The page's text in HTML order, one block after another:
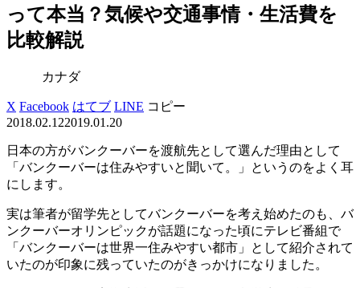
って本当？気候や交通事情・生活費を
比較解説
カナダ
X Facebook はてブ LINE コピー
2018.02.122019.01.20
日本の方がバンクーバーを渡航先として選んだ理由として
「バンクーバーは住みやすいと聞いて。」というのをよく耳
にします。
実は筆者が留学先としてバンクーバーを考え始めたのも、バ
ンクーバーオリンピックが話題になった頃にテレビ番組で
「バンクーバーは世界一住みやすい都市」として紹介されて
いたのが印象に残っていたのがきっかけになりました。